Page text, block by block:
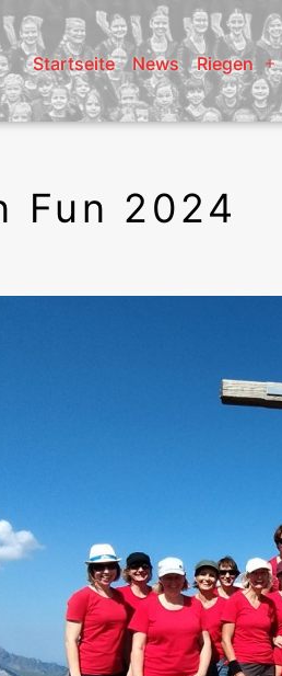
Startseite News Riegen
Fun 2024